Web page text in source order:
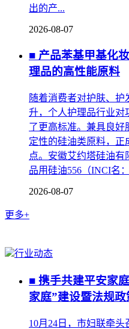
出的产...
2026-08-07
■ 产品苯基甲基化
理品的高性能原料
随着消费者对护肤、
升，个人护理品行业对
了更高标准。兼具良好
定性的硅油类原料，正
点。安徽艾约塔硅油
品用硅油556（INCI名
2026-08-07
更多+
行业动态
■ 携手共建平安家
家庭”建设暨法规
10月24日，市妇联牵